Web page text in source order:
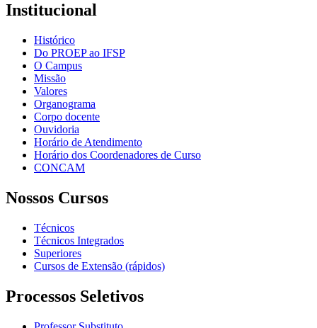
Institucional
Histórico
Do PROEP ao IFSP
O Campus
Missão
Valores
Organograma
Corpo docente
Ouvidoria
Horário de Atendimento
Horário dos Coordenadores de Curso
CONCAM
Nossos Cursos
Técnicos
Técnicos Integrados
Superiores
Cursos de Extensão (rápidos)
Processos Seletivos